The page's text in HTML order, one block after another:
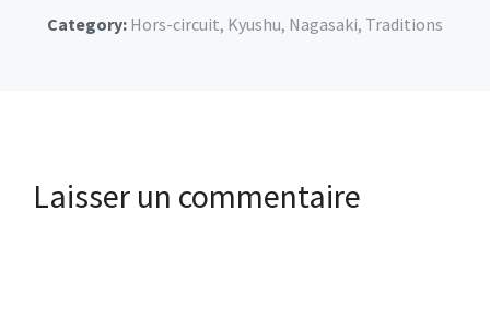
Category: Hors-circuit, Kyushu, Nagasaki, Traditions
Laisser un commentaire